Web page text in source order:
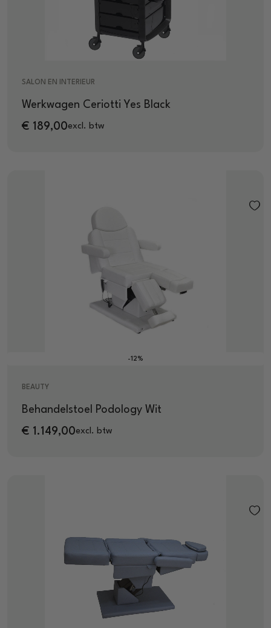
SALON EN INTERIEUR
Werkwagen Ceriotti Yes Black
€ 189,00excl. btw
-12%
BEAUTY
Behandelstoel Podology Wit
€ 1.149,00excl. btw